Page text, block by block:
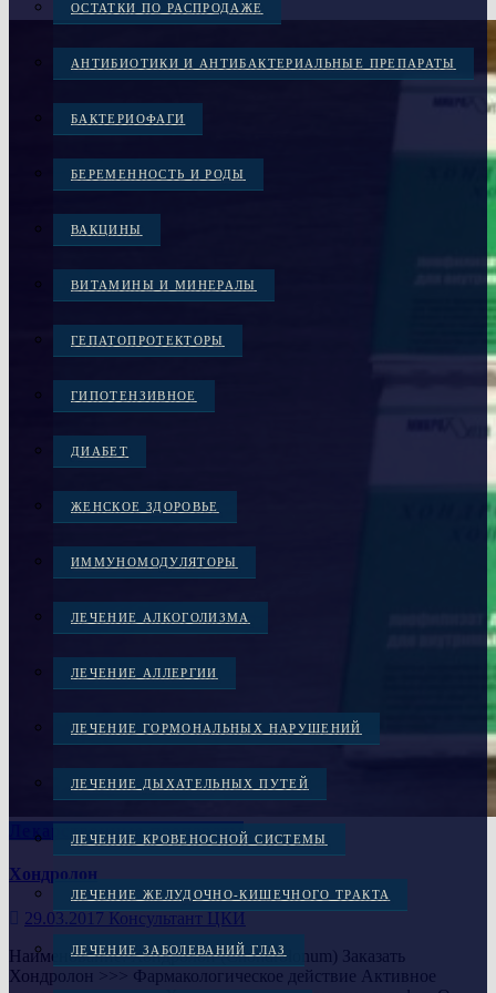
ОСТАТКИ ПО РАСПРОДАЖЕ
АНТИБИОТИКИ И АНТИБАКТЕРИАЛЬНЫЕ ПРЕПАРАТЫ
БАКТЕРИОФАГИ
БЕРЕМЕННОСТЬ И РОДЫ
ВАКЦИНЫ
ВИТАМИНЫ И МИНЕРАЛЫ
ГЕПАТОПРОТЕКТОРЫ
ГИПОТЕНЗИВНОЕ
ДИАБЕТ
ЖЕНСКОЕ ЗДОРОВЬЕ
ИММУНОМОДУЛЯТОРЫ
ЛЕЧЕНИЕ АЛКОГОЛИЗМА
ЛЕЧЕНИЕ АЛЛЕРГИИ
ЛЕЧЕНИЕ ГОРМОНАЛЬНЫХ НАРУШЕНИЙ
ЛЕЧЕНИЕ ДЫХАТЕЛЬНЫХ ПУТЕЙ
ЛЕЧЕНИЕ КРОВЕНОСНОЙ СИСТЕМЫ
ЛЕЧЕНИЕ ЖЕЛУДОЧНО-КИШЕЧНОГО ТРАКТА
ЛЕЧЕНИЕ ЗАБОЛЕВАНИЙ ГЛАЗ
Лекарственные препараты
Хондролон
29.03.2017 Консультант ЦКИ
Наименование: Хондролон (Chondrolonum) Заказать
Хондролон >>> Фармакологическое действие Активное